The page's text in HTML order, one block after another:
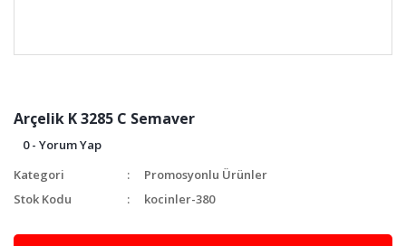
Arçelik K 3285 C Semaver
0 - Yorum Yap
Kategori
Promosyonlu Ürünler
Stok Kodu
kocinler-380